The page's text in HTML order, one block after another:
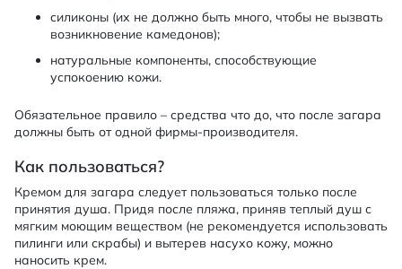
силиконы (их не должно быть много, чтобы не вызвать
возникновение камедонов);
натуральные компоненты, способствующие
успокоению кожи.
Обязательное правило – средства что до, что после загара
должны быть от одной фирмы-производителя.
Как пользоваться?
Кремом для загара следует пользоваться только после
принятия душа. Придя после пляжа, приняв теплый душ с
мягким моющим веществом (не рекомендуется использовать
пилинги или скрабы) и вытерев насухо кожу, можно
наносить крем.